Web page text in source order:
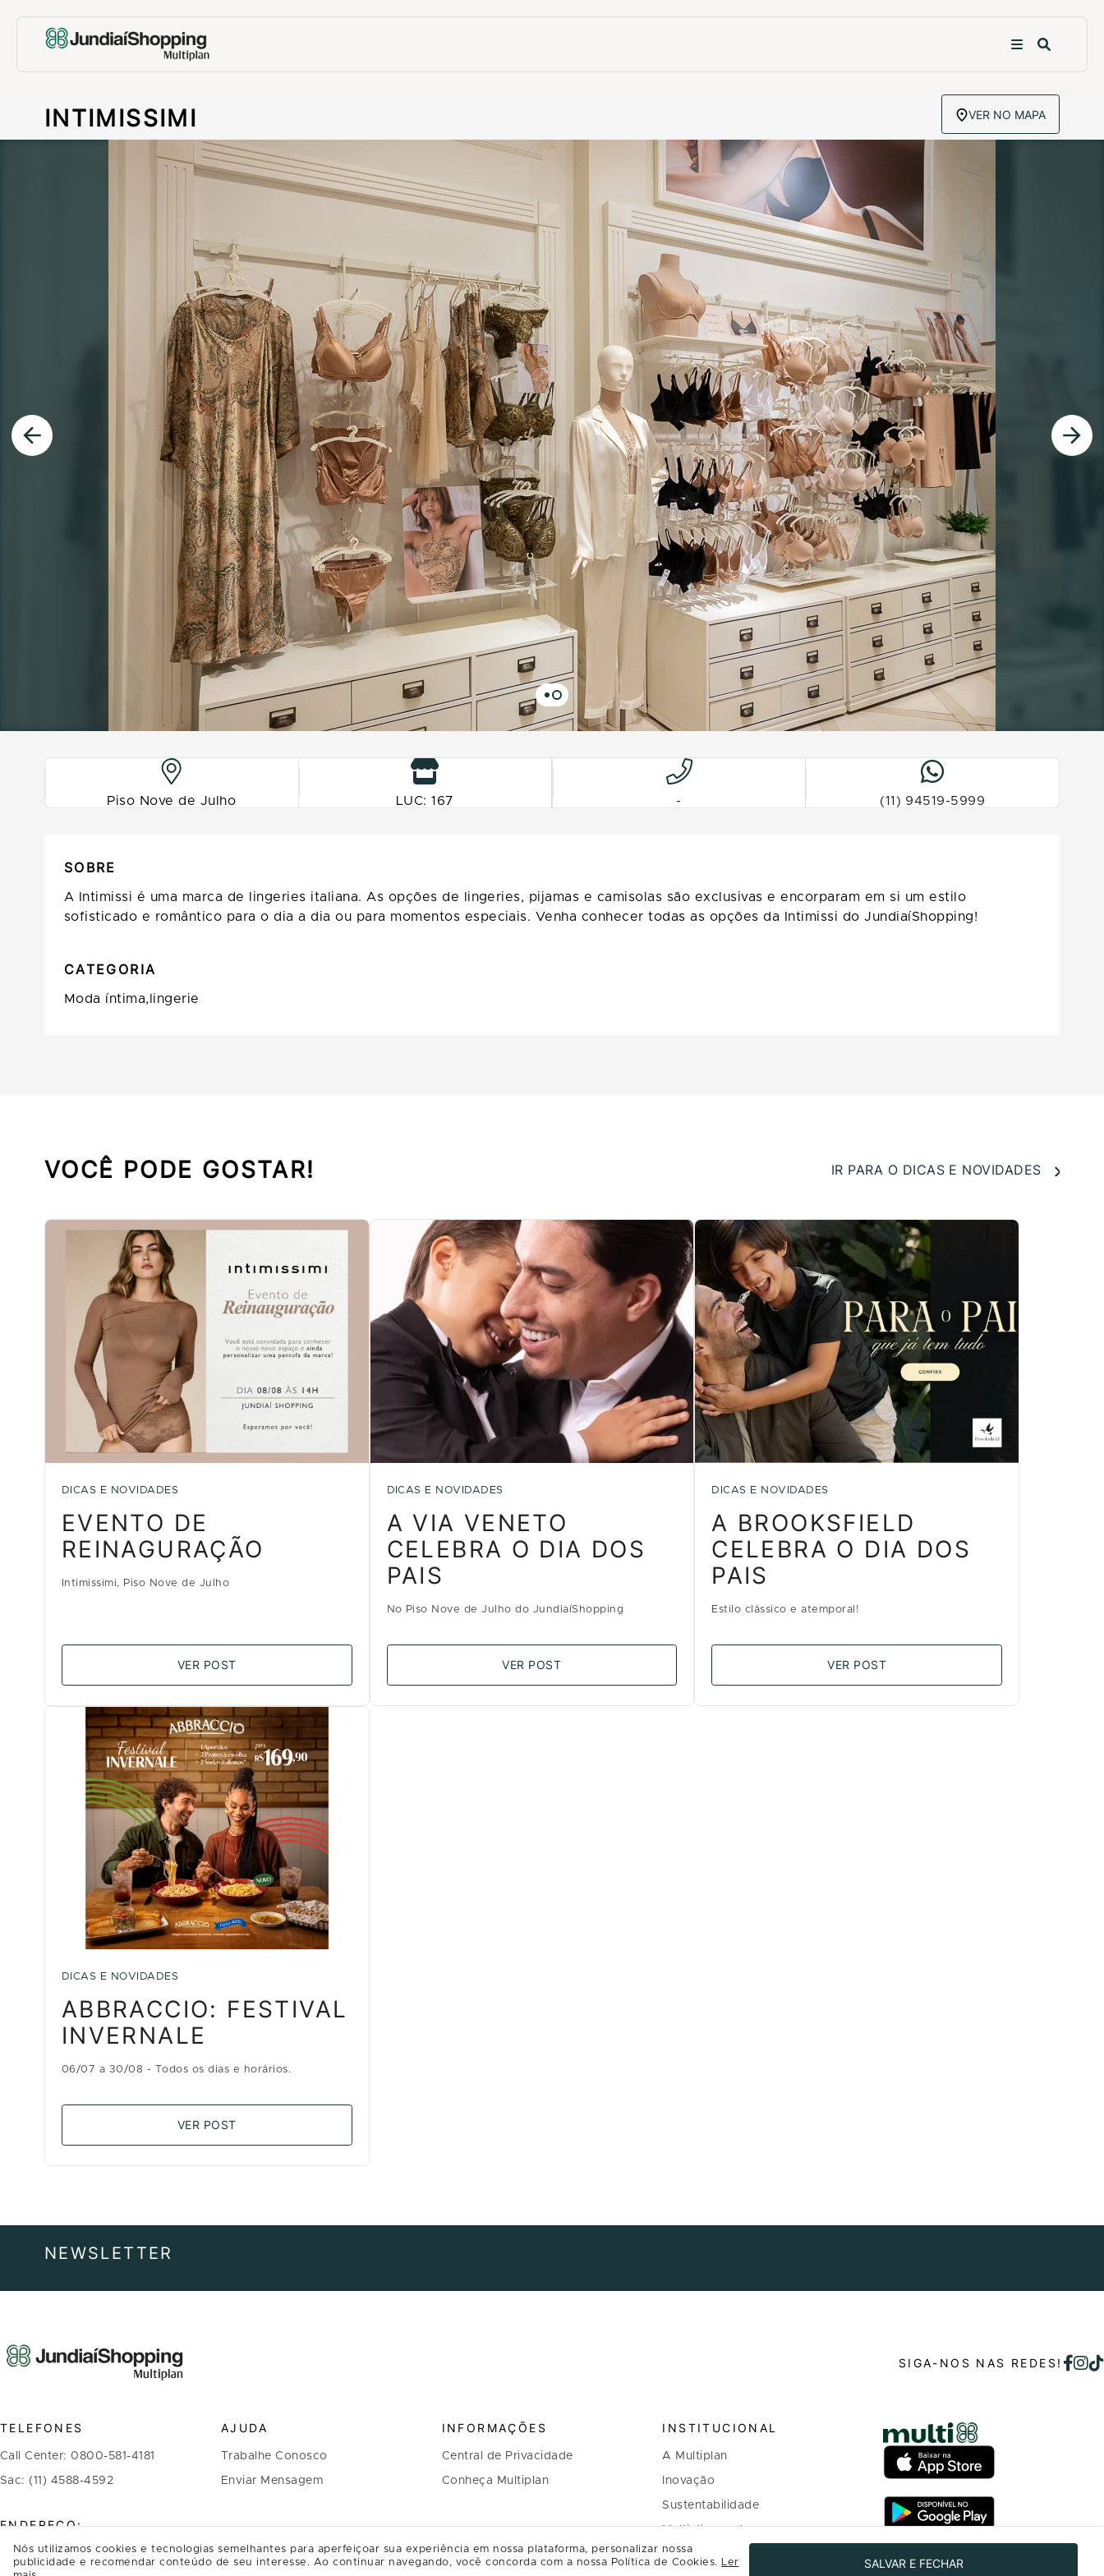
INTIMISSIMI VER NO MAPA
Piso Nove de Julho LUC: 167 - (11) 94519-5999
SOBRE
A Intimissi é uma marca de lingeries italiana. As opções de lingeries, pijamas e camisolas são exclusivas e encorparam em si um estilo
sofisticado e romântico para o dia a dia ou para momentos especiais. Venha conhecer todas as opções da Intimissi do JundiaíShopping!
CATEGORIA
Moda íntima,lingerie
VOCÊ PODE GOSTAR! IR PARA O DICAS E NOVIDADES
DICAS E NOVIDADES
EVENTO DE
REINAGURAÇÃO
Intimissimi, Piso Nove de Julho
VER POST
DICAS E NOVIDADES
A VIA VENETO
CELEBRA O DIA DOS
PAIS
No Piso Nove de Julho do JundiaíShopping
VER POST
DICAS E NOVIDADES
A BROOKSFIELD
CELEBRA O DIA DOS
PAIS
Estilo clássico e atemporal!
VER POST
DICAS E NOVIDADES
ABBRACCIO: FESTIVAL
INVERNALE
06/07 a 30/08 - Todos os dias e horários.
VER POST
NEWSLETTER
SIGA-NOS NAS REDES!
TELEFONES
Call Center: 0800-581-4181
Sac: (11) 4588-4592
ENDEREÇO:
Avenida Nove de Julho, 3333
AJUDA
Trabalhe Conosco
Enviar Mensagem
INFORMAÇÕES
Central de Privacidade
Conheça Multiplan
INSTITUCIONAL
A Multiplan
Inovação
Sustentabilidade
Multiplique o bem
Governança
Nós utilizamos cookies e tecnologias semelhantes para aperfeiçoar sua experiência em nossa plataforma, personalizar nossa
publicidade e recomendar conteúdo de seu interesse. Ao continuar navegando, você concorda com a nossa Política de Cookies. Ler
SALVAR E FECHAR